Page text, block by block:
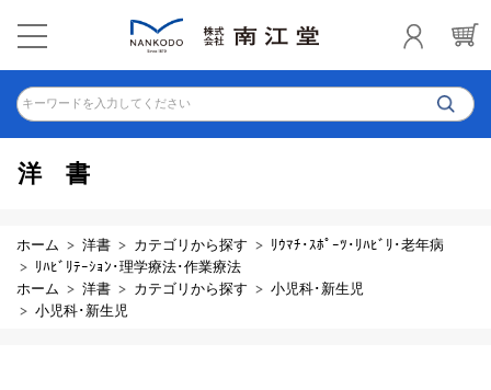
キーワードを入力してください
洋書
ホーム 洋書 カテゴリから探す
ﾘｳﾏﾁ･ｽﾎﾟｰﾂ･ﾘﾊﾋﾞﾘ･老年病
ﾘﾊﾋﾞﾘﾃｰｼｮﾝ･理学療法･作業療法
ホーム
洋書 カテゴリから探す
小児科･新生児
小児科･新生児